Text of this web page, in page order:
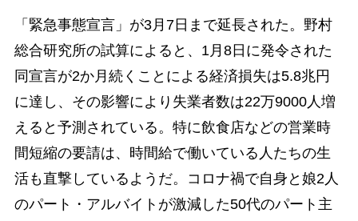
「緊急事態宣言」が3月7日まで延長された。野村
総合研究所の試算によると、1月8日に発令された
同宣言が2か月続くことによる経済損失は5.8兆円
に達し、その影響により失業者数は22万9000人増
えると予測されている。特に飲食店などの営業時
間短縮の要請は、時間給で働いている人たちの生
活も直撃しているようだ。コロナ禍で自身と娘2人
のパート・アルバイトが激減した50代のパート主